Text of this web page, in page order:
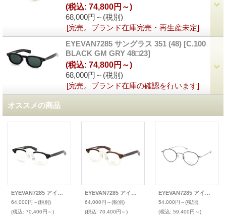
68,000円～ (税別)
(税込: 74,800円～)
[完売。ブランド在庫完売・再生産未定]
EYEVAN7285 サングラス 351 (48) [C.100
BLACK GM GRY 48□23]
68,000円～ (税別)
(税込: 74,800円～)
[完売。ブランド在庫の確認を行います]
オススメの商品
EYEVAN7285 アイヴァン7285 メガネ 363(47)
64,000円～(税別)
(税込: 70,400円～)
EYEVAN7285 アイヴァン7285 メガネ 363(47)
64,000円～(税別)
(税込: 70,400円～)
EYEVAN7285 アイヴァン7285 メガネ 182 (47)
54,000円～(税別)
(税込: 59,400円～)